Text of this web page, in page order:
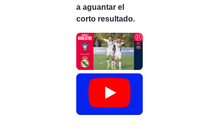
a aguantar el
corto resultado.